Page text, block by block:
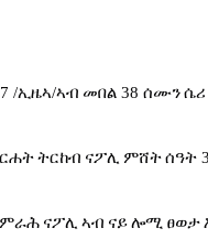
/ኢዜኣ/ኣብ መበል 38 ሰሙንሴሪ
ትርከብ ናፖሊ ምሸትሰዓት 3
ናፖሊ ኣብ ናይሎሚ ፀወታ